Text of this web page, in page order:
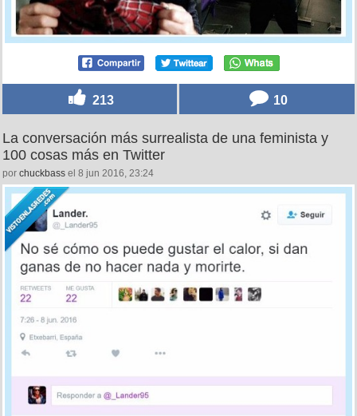
213 10
La conversación más surrealista de una feminista y
100 cosas más en Twitter
por chuckbass el 8 jun 2016, 23:24